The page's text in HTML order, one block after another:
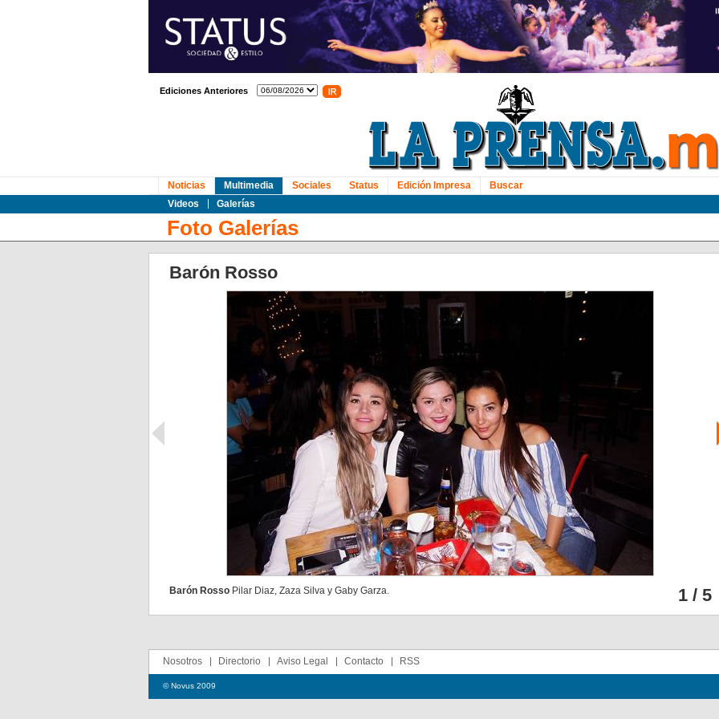
Ediciones Anteriores
Noticias
Multimedia
Videos
Galerías
Sociales Status Edición Impresa Buscar
Foto Galerías
Barón Rosso
1 / 5
Barón RossoPilar Diaz, Zaza Silva y Gaby Garza.
Nosotros Directorio Aviso Legal Contacto RSS
© Novus 2009